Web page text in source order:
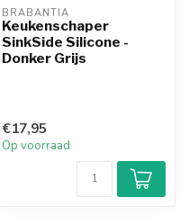
BRABANTIA
Keukenschaper
SinkSide Silicone -
Donker Grijs
€17,95
Op voorraad